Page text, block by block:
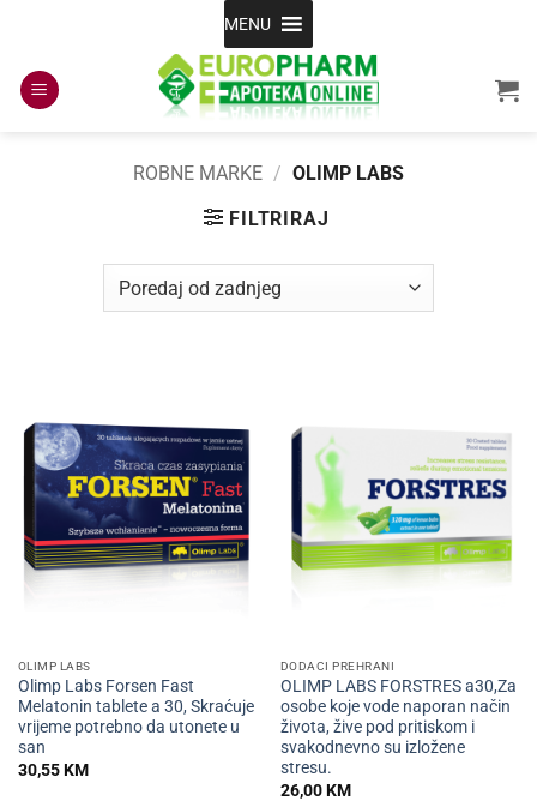
content
MENU
ROBNE MARKE / OLIMP LABS
FILTRIRAJ
OLIMP LABS
Olimp Labs Forsen Fast
Melatonin tablete a 30, Skraćuje
vrijeme potrebno da utonete u
san
30,55KM
DODACI PREHRANI
OLIMP LABS FORSTRES a30,Za
osobe koje vode naporan način
života, žive pod pritiskom i
svakodnevno su izložene
stresu.
26,00KM